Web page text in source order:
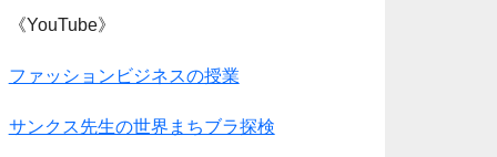
《YouTube》
ファッションビジネスの授業
サンクス先生の世界まちブラ探検